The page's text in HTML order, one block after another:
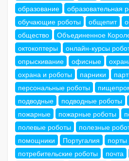
образование
образовательная
обучающие роботы
общепит
общество
Объединенное
октокоптеры
онлайн-курсы
опрыскивание
офисные
охрана и роботы
парники
персональные роботы
подводные
подводные роботы
пожарные
пожарные роботы
полевые роботы
полезные
помощники
Португалия порты
потребительские роботы
почта